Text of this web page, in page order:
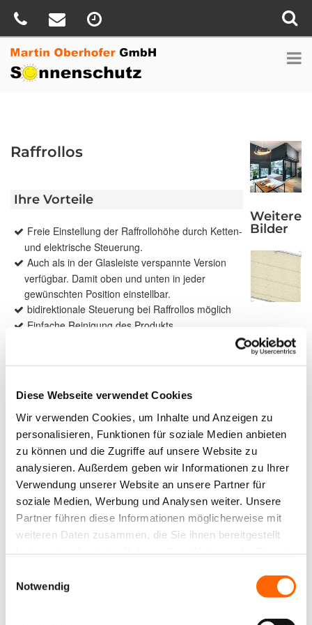
Diese Webseite verwendet Cookies
Wir verwenden Cookies, um Inhalte und Anzeigen zu
personalisieren, Funktionen für soziale Medien anbieten
zu können und die Zugriffe auf unsere Website zu
analysieren. Außerdem geben wir Informationen zu Ihrer
Verwendung unserer Website an unsere Partner für
soziale Medien, Werbung und Analysen weiter. Unsere
Partner führen diese Informationen möglicherweise mit
weiteren Daten zusammen, die Sie ihnen bereitgestellt
Notwendig
Raffrollos
Ihre Vorteile
Freie Einstellung der Raffrollohöhe durch Ketten-
und elektrische Steuerung.
Auch als in der Glasleiste verspannte Version
verfügbar. Damit oben und unten in jeder
gewünschten Position einstellbar.
bidirektionale Steuerung bei Raffrollos möglich
Einfache Reinigung des Produkts.
Zahlreiche Stofffarben erhältlich (auch
Kissen und Vorhänge im gleichen Stoff-Design
erhältlich
Sicherheit für Ihre Kinder
Produktdetails
max. Breite: 3000 mm
max. Fläche: 9,00 m²
Weitere
Bilder